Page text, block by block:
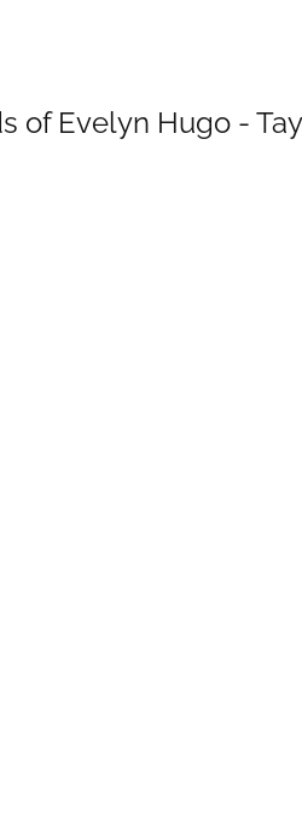
of Evelyn Hugo -